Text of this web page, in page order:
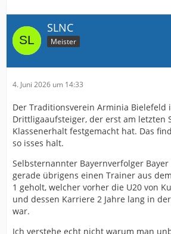
SLNC
Meister
4. Juni 2026 um 14:33
Der Traditionsverein Arminia Bielefeld
Drittligaaufsteiger, der erst am letzten
Klassenerhalt festgemacht hat. Das
so isses halt.
Selbsternannter Bayernverfolger
gerade übrigens einen Trainer aus
1 geholt, welcher vorher die U20 von
und dessen Karriere 2 Jahre lang in
war.
Ich verstehe echt nicht warum man